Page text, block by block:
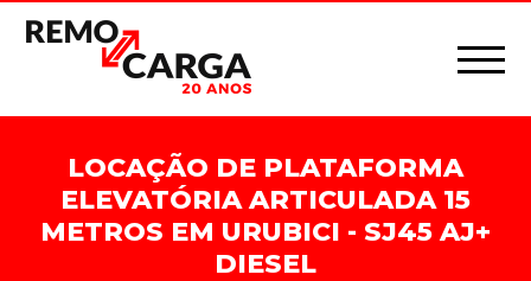
LOCAÇÃO DE PLATAFORMA
ELEVATÓRIA ARTICULADA 15
METROS EM URUBICI - SJ45 AJ+
DIESEL